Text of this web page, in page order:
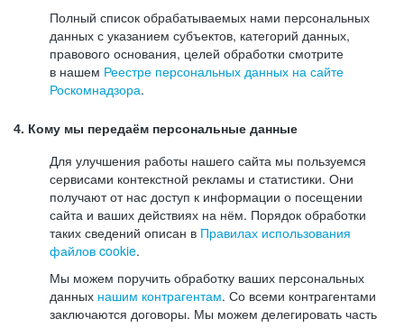
Полный список обрабатываемых нами персональных
данных с указанием субъектов, категорий данных,
правового основания, целей обработки смотрите
в нашем Реестре персональных данных на сайте
Роскомнадзора.
4. Кому мы передаём персональные данные
Для улучшения работы нашего сайта мы пользуемся
сервисами контекстной рекламы и статистики. Они
получают от нас доступ к информации о посещении
сайта и ваших действиях на нём. Порядок обработки
таких сведений описан в Правилах использования
файлов cookie.
Мы можем поручить обработку ваших персональных
данных нашим контрагентам. Со всеми контрагентами
заключаются договоры. Мы можем делегировать часть